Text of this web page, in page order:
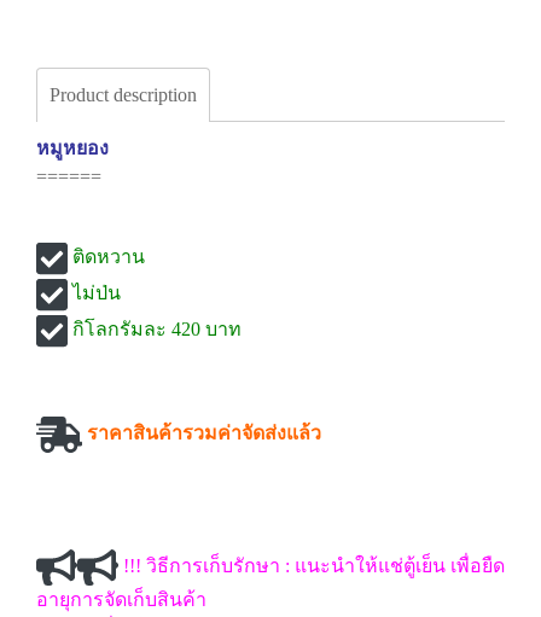
Product description
หมูหยอง
======
ติดหวาน
ไม่ป่น
กิโลกรัมละ 420 บาท
ราคาสินค้ารวมค่าจัดส่งแล้ว
!!! วิธีการเก็บรักษา : แนะนำให้แช่ตู้เย็น เพื่อยืด
อายุการจัดเก็บสินค้า